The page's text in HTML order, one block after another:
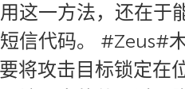
这一方法，还在于
信代码。 #Zeus#
将攻击目标锁定